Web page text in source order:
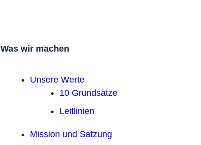
Was wir machen
Unsere Werte
10 Grundsätze
Leitlinien
Mission und Satzung